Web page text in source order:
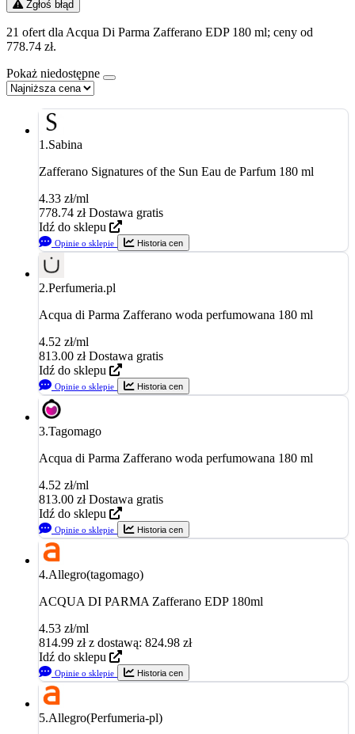
Zgłoś błąd
21 ofert dla Acqua Di Parma Zafferano EDP 180 ml; ceny od
778.74 zł.
Pokaż niedostępne
1.Sabina
Zafferano Signatures of the Sun Eau de Parfum 180 ml
4.33 zł/ml
778.74 zł Dostawa gratis
Idź do sklepu
Opinie o sklepie Historia cen
2.Perfumeria.pl
Acqua di Parma Zafferano woda perfumowana 180 ml
4.52 zł/ml
813.00 zł Dostawa gratis
Idź do sklepu
Opinie o sklepie Historia cen
3.Tagomago
Acqua di Parma Zafferano woda perfumowana 180 ml
4.52 zł/ml
813.00 zł Dostawa gratis
Idź do sklepu
Opinie o sklepie Historia cen
4.Allegro(tagomago)
ACQUA DI PARMA Zafferano EDP 180ml
4.53 zł/ml
814.99 zł z dostawą: 824.98 zł
Idź do sklepu
Opinie o sklepie Historia cen
5.Allegro(Perfumeria-pl)